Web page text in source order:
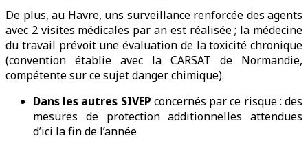
De plus, au Havre, uns surveillance renforcée des agents
avec 2 visites médicales par an est réalisée ; la médecine
du travail prévoit une évaluation de la toxicité chronique
(convention établie avec la CARSAT de Normandie,
compétente sur ce sujet danger chimique).
Dans les autres SIVEP concernés par ce risque : des
mesures de protection additionnelles attendues
d’ici la fin de l’année